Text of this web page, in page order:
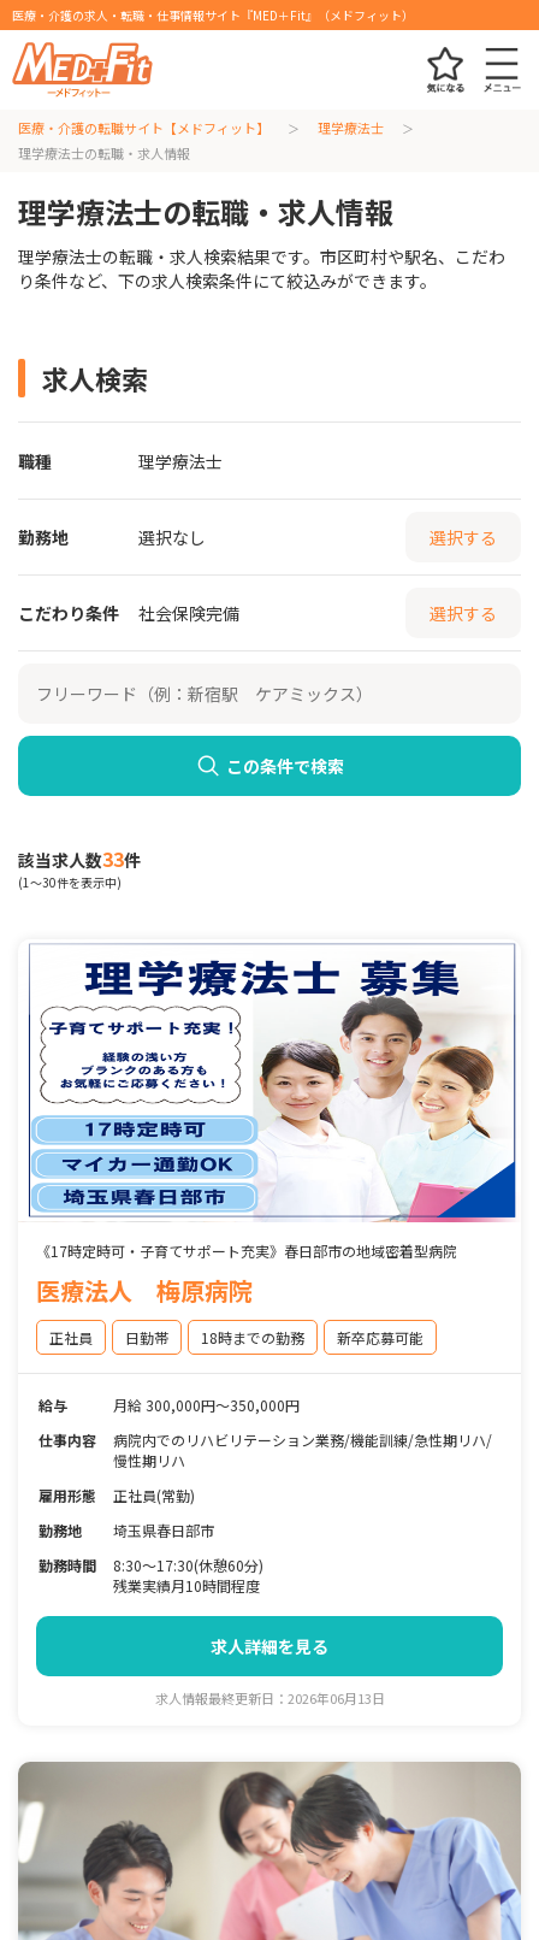
医療・介護の求人・転職・仕事情報サイト『MED＋Fit』（メドフィット）
医療・介護の転職サイト【メドフィット】
理学療法士
理学療法士の転職・求人情報
理学療法士の転職・求人情報
理学療法士の転職・求人検索結果です。市区町村や駅名、こだわ
り条件など、下の求人検索条件にて絞込みができます。
求人検索
職種 理学療法士
勤務地 選択なし 選択する
こだわり条件 社会保険完備 選択する
この条件で検索
該当求人数33件
(1～30件を表示中)
《17時定時可・子育てサポート充実》春日部市の地域密着型病院
医療法人 梅原病院
正社員 日勤帯 18時までの勤務 新卒応募可能
給与
月給 300,000円～350,000円
仕事内容
病院内でのリハビリテーション業務/機能訓練/急性期リハ/
慢性期リハ
雇用形態
正社員(常勤)
勤務地
埼玉県春日部市
勤務時間
8:30～17:30(休憩60分)
残業実績月10時間程度
求人詳細を見る
求人情報最終更新日：2026年06月13日